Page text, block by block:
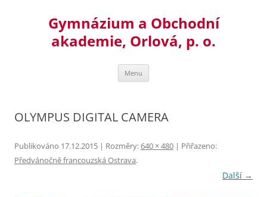
Gymnázium a Obchodní
akademie, Orlová, p. o.
Menu
OLYMPUS DIGITAL CAMERA
Publikováno 17.12.2015 | Rozměry:640 × 480 | Přiřazeno:
Předvánočně francouzská Ostrava.
Další →